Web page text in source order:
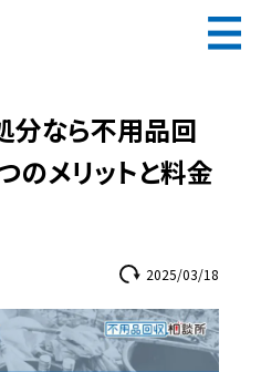
分なら不用品回
のメリットと料金
2025/03/18